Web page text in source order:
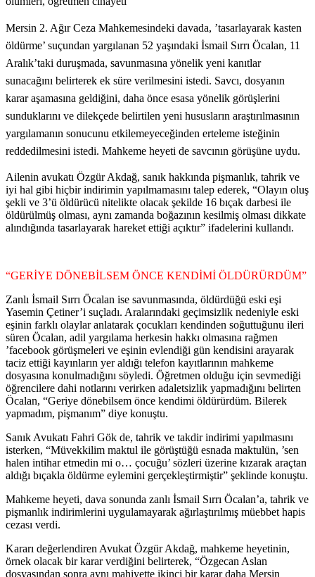
Mersin 2. Ağır Ceza Mahkemesindeki davada, ’tasarlayarak kasten
öldürme’ suçundan yargılanan 52 yaşındaki İsmail Sırrı Öcalan, 11
Aralık’taki duruşmada, savunmasına yönelik yeni kanıtlar
sunacağını belirterek ek süre verilmesini istedi. Savcı, dosyanın
karar aşamasına geldiğini, daha önce esasa yönelik görüşlerini
sunduklarını ve dilekçede belirtilen yeni hususların araştırılmasının
yargılamanın sonucunu etkilemeyeceğinden erteleme isteğinin
reddedilmesini istedi. Mahkeme heyeti de savcının görüşüne uydu.
Ailenin avukatı Özgür Akdağ, sanık hakkında pişmanlık, tahrik ve
iyi hal gibi hiçbir indirimin yapılmamasını talep ederek, “Olayın oluş
şekli ve 3’ü öldürücü nitelikte olacak şekilde 16 bıçak darbesi ile
öldürülmüş olması, aynı zamanda boğazının kesilmiş olması dikkate
alındığında tasarlayarak hareket ettiği açıktır” ifadelerini kullandı.
“GERİYE DÖNEBİLSEM ÖNCE KENDİMİ ÖLDÜRÜRDÜM”
Zanlı İsmail Sırrı Öcalan ise savunmasında, öldürdüğü eski eşi
Yasemin Çetiner’i suçladı. Aralarındaki geçimsizlik nedeniyle eski
eşinin farklı olaylar anlatarak çocukları kendinden soğuttuğunu ileri
süren Öcalan, adil yargılama herkesin hakkı olmasına rağmen
’facebook görüşmeleri ve eşinin evlendiği gün kendisini arayarak
taciz ettiği kayınların yer aldığı telefon kayıtlarının mahkeme
dosyasına konulmadığını söyledi. Öğretmen olduğu için sevmediği
öğrencilere dahi notlarını verirken adaletsizlik yapmadığını belirten
Öcalan, “Geriye dönebilsem önce kendimi öldürürdüm. Bilerek
yapmadım, pişmanım” diye konuştu.
Sanık Avukatı Fahri Gök de, tahrik ve takdir indirimi yapılmasını
isterken, “Müvekkilim maktul ile görüştüğü esnada maktulün, ’sen
halen intihar etmedin mi o… çocuğu’ sözleri üzerine kızarak araçtan
aldığı bıçakla öldürme eylemini gerçekleştirmiştir” şeklinde konuştu.
Mahkeme heyeti, dava sonunda zanlı İsmail Sırrı Öcalan’a, tahrik ve
pişmanlık indirimlerini uygulamayarak ağırlaştırılmış müebbet hapis
cezası verdi.
Kararı değerlendiren Avukat Özgür Akdağ, mahkeme heyetinin,
örnek olacak bir karar verdiğini belirterek, “Özgecan Aslan
dosyasından sonra aynı mahiyette ikinci bir karar daha Mersin